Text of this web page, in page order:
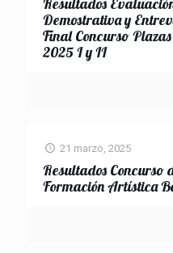
Demostrativa y
Final Concurso
2025 I y II
21 marzo, 2025
Resultados Concurso
Formación Artística